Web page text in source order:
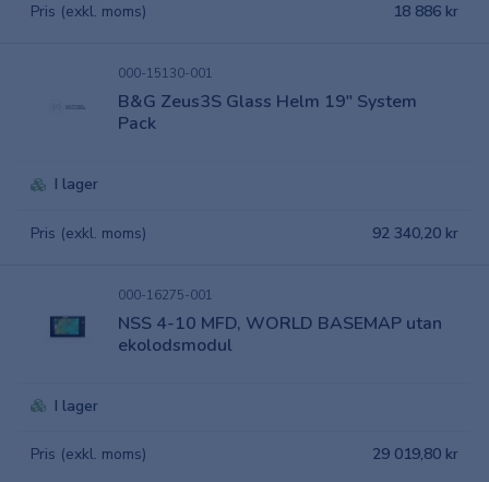
Pris (exkl. moms) 18 886 kr
000-15130-001
B&G Zeus3S Glass Helm 19" System
Pack
I lager
Pris (exkl. moms) 92 340,20 kr
000-16275-001
NSS 4-10 MFD, WORLD BASEMAP utan
ekolodsmodul
I lager
Pris (exkl. moms) 29 019,80 kr